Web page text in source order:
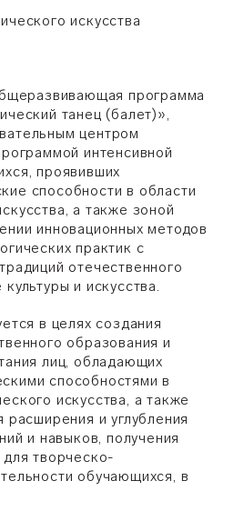
искусства
программа
танец (балет)»,
центром
интенсивной
проявивших
способности в области
а также зоной
инновационных методов
практик с
отечественного
и искусства.
в целях создания
образования и
лиц, обладающих
способностями в
искусства, а также
расширения и углубления
и навыков, получения
творческо-
обучающихся, в